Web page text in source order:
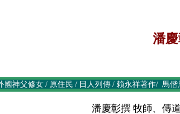
潘
國神父修女 / 原住民 / 日人列傳 / 賴永祥著作/ 馬偕
潘慶彰撰 牧師、傳